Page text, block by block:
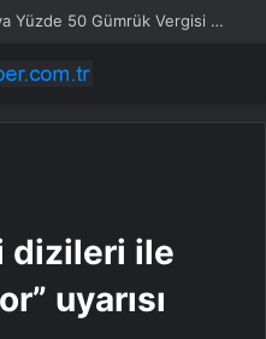
ABD Başkanı Trump Kanada’ya Yüzde 50 Gümrük Vergisi Getirdi
dizileri ile
uyarısı